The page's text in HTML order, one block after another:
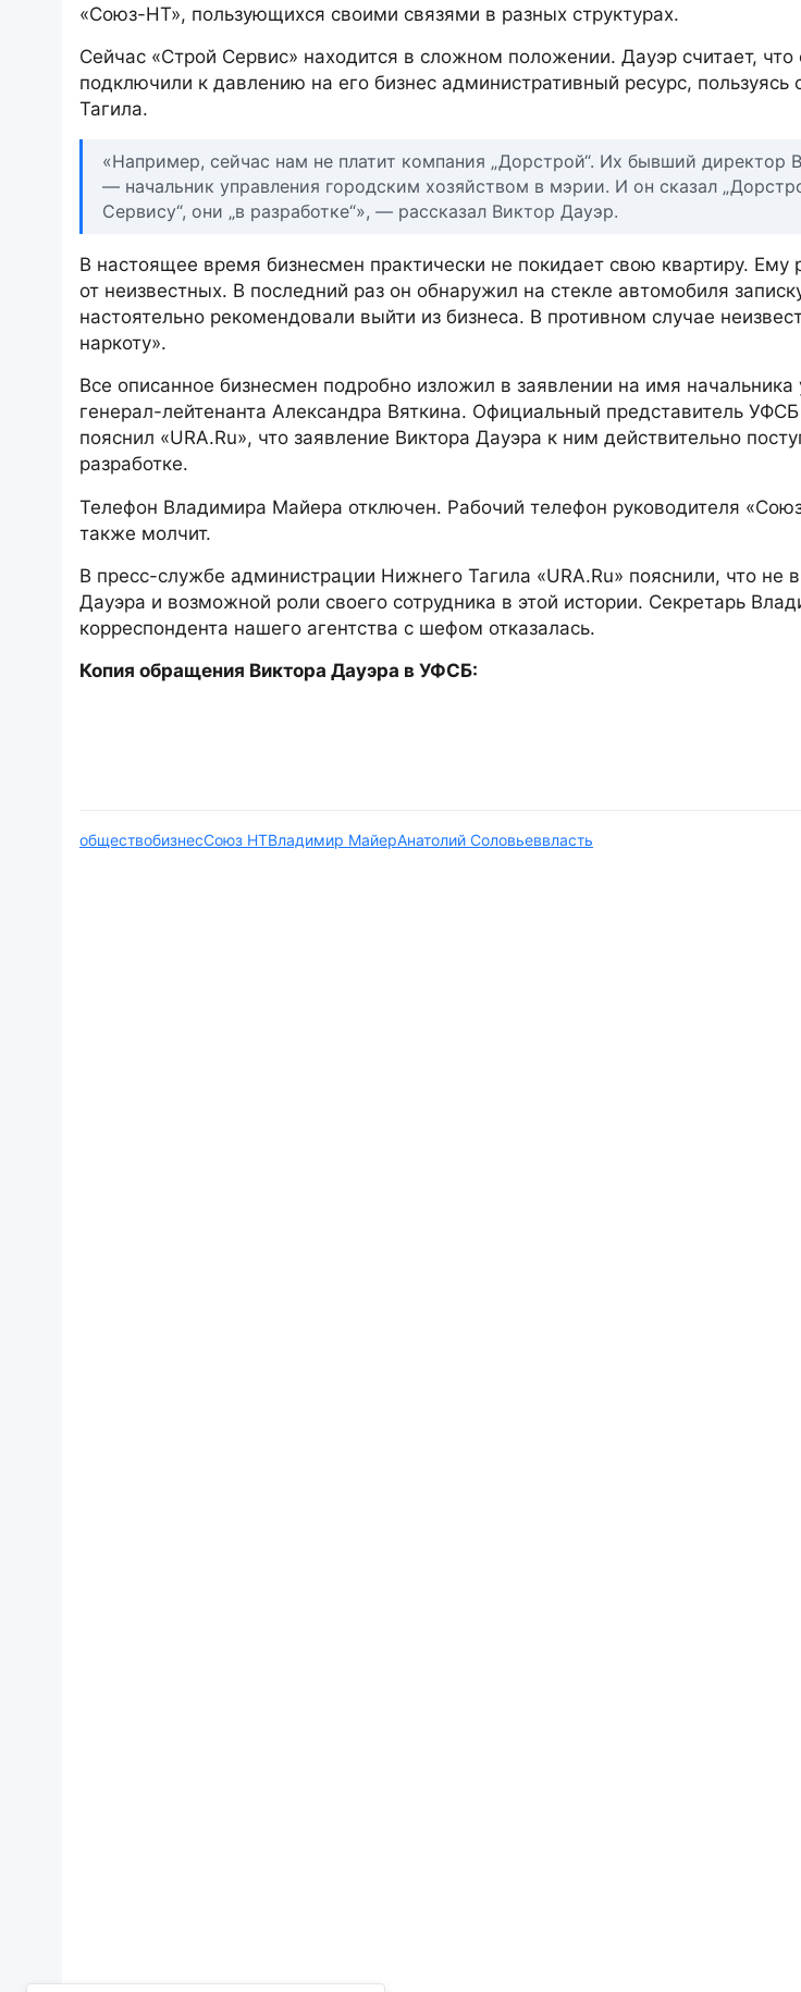
«Союз-НТ», пользующихся своими связями в разных структурах.
Сейчас «Строй Сервис» находится в сложном положении. Дауэр считает,
подключили к давлению на его бизнес административный ресурс,
Тагила.
«Например, сейчас нам не платит компания „Дорстрой“. Их бывший директор
— начальник управления городским хозяйством в мэрии. И он сказал
Сервису“, они „в разработке“», — рассказал Виктор Дауэр.
В настоящее время бизнесмен практически не покидает свою квартиру. Ему
от неизвестных. В последний раз он обнаружил на стекле автомобиля
настоятельно рекомендовали выйти из бизнеса. В противном случае
наркоту».
Все описанное бизнесмен подробно изложил в заявлении на имя
генерал-лейтенанта Александра Вяткина. Официальный представитель
пояснил «URA.Ru», что заявление Виктора Дауэра к ним действительно
разработке.
Телефон Владимира Майера отключен. Рабочий телефон руководителя
также молчит.
В пресс-службе администрации Нижнего Тагила «URA.Ru» пояснили, что не
Дауэра и возможной роли своего сотрудника в этой истории. Секретарь
корреспондента нашего агентства с шефом отказалась.
Копия обращения Виктора Дауэра в УФСБ:
обществобизнесСоюз НТВладимир МайерАнатолий Соловьеввласть